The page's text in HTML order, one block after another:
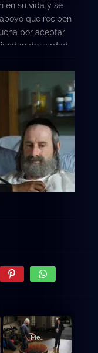
en su vida y se
que reciben
por aceptar
de verdad.
Medida de inteligencia.